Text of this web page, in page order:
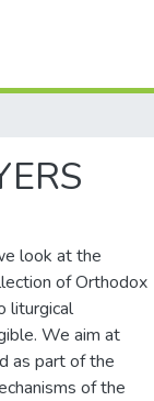
look at the
of Orthodox
liturgical
We aim at
as part of the
of the